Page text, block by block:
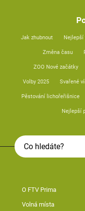
Jak zhubnout Nejlepší
Změna času
ZOO Nové začátky
Volby 2025 Svařené
Pěstování lichořeřišnice
Nejlepší
O FTV Prima
Volná místa